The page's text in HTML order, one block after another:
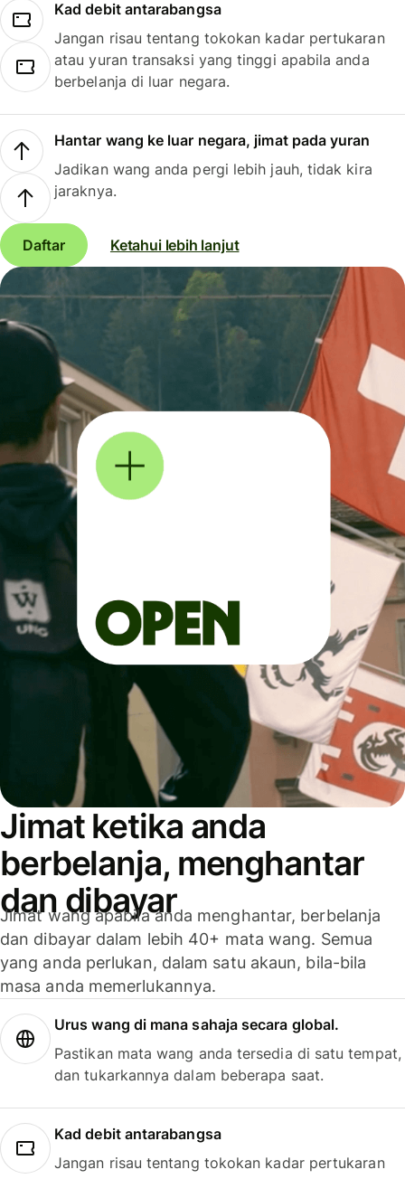
Kad debit antarabangsa
Jangan risau tentang tokokan kadar pertukaran
atau yuran transaksi yang tinggi apabila anda
berbelanja di luar negara.
Hantar wang ke luar negara, jimat pada yuran
Jadikan wang anda pergi lebih jauh, tidak kira
jaraknya.
Daftar Ketahui lebih lanjut
Jimat ketika anda
berbelanja, menghantar
dan dibayar
Jimat wang apabila anda menghantar, berbelanja
dan dibayar dalam lebih 40+ mata wang. Semua
yang anda perlukan, dalam satu akaun, bila-bila
masa anda memerlukannya.
Urus wang di mana sahaja secara global.
Pastikan mata wang anda tersedia di satu tempat,
dan tukarkannya dalam beberapa saat.
Kad debit antarabangsa
Jangan risau tentang tokokan kadar pertukaran